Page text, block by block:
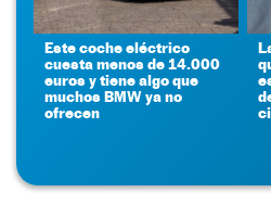
Este coche eléctrico
cuesta menos de 14.000
euros y tiene algo que
muchos BMW ya no
ofrecen